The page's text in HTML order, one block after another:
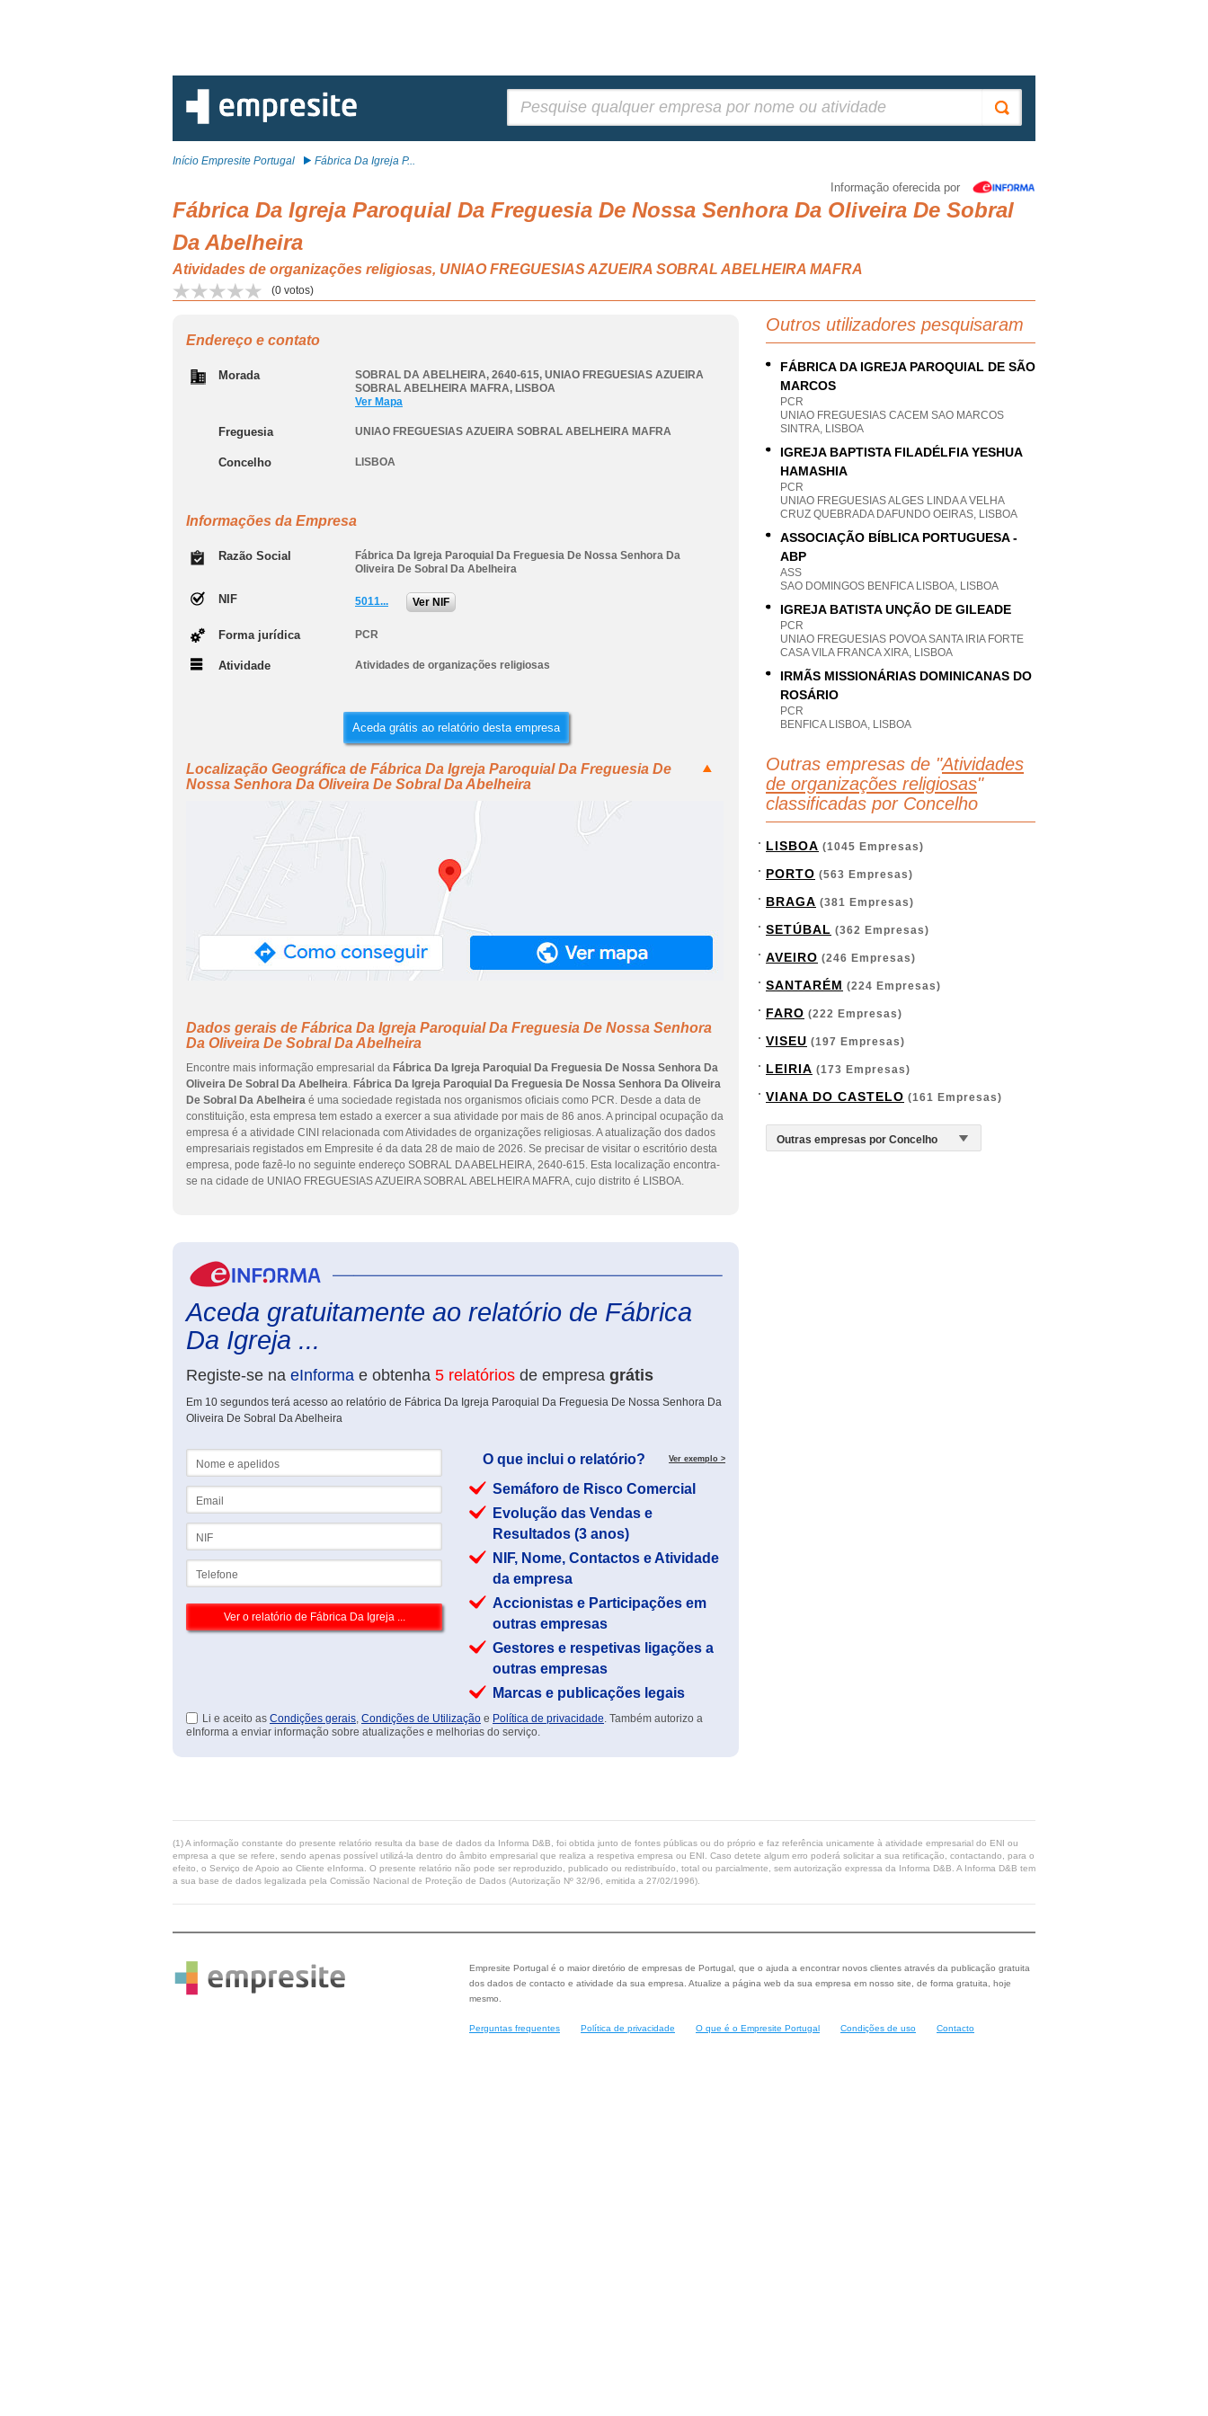
Início Empresite Portugal Fábrica Da Igreja P...
Informação oferecida por
Fábrica Da Igreja Paroquial Da Freguesia De Nossa Senhora Da Oliveira De Sobral
Da Abelheira
Atividades de organizações religiosas, UNIAO FREGUESIAS AZUEIRA SOBRAL ABELHEIRA MAFRA
(0 votos)
Endereço e contato
Morada SOBRAL DA ABELHEIRA, 2640-615, UNIAO FREGUESIAS AZUEIRA
SOBRAL ABELHEIRA MAFRA, LISBOA
Ver Mapa
Freguesia UNIAO FREGUESIAS AZUEIRA SOBRAL ABELHEIRA MAFRA
Concelho LISBOA
Informações da Empresa
Razão Social
Fábrica Da Igreja Paroquial Da Freguesia De Nossa Senhora Da
Oliveira De Sobral Da Abelheira
NIF 5011... Ver NIF
Forma jurídica PCR
Atividade Atividades de organizações religiosas
Aceda grátis ao relatório desta empresa
Localização Geográfica de Fábrica Da Igreja Paroquial Da Freguesia De
Nossa Senhora Da Oliveira De Sobral Da Abelheira
Dados gerais de Fábrica Da Igreja Paroquial Da Freguesia De Nossa Senhora
Da Oliveira De Sobral Da Abelheira
Encontre mais informação empresarial da Fábrica Da Igreja Paroquial Da Freguesia De Nossa Senhora Da
Oliveira De Sobral Da Abelheira. Fábrica Da Igreja Paroquial Da Freguesia De Nossa Senhora Da Oliveira
De Sobral Da Abelheira é uma sociedade registada nos organismos oficiais como PCR. Desde a data de
constituição, esta empresa tem estado a exercer a sua atividade por mais de 86 anos. A principal ocupação da
empresa é a atividade CINI relacionada com Atividades de organizações religiosas. A atualização dos dados
empresariais registados em Empresite é da data 28 de maio de 2026. Se precisar de visitar o escritório desta
empresa, pode fazê-lo no seguinte endereço SOBRAL DA ABELHEIRA, 2640-615. Esta localização encontra-
se na cidade de UNIAO FREGUESIAS AZUEIRA SOBRAL ABELHEIRA MAFRA, cujo distrito é LISBOA.
Aceda gratuitamente ao relatório de Fábrica
Da Igreja ...
Registe-se na eInforma e obtenha 5 relatórios de empresa grátis
Em 10 segundos terá acesso ao relatório de Fábrica Da Igreja Paroquial Da Freguesia De Nossa Senhora Da
Oliveira De Sobral Da Abelheira
O que inclui o relatório? Ver exemplo >
Semáforo de Risco Comercial
Evolução das Vendas e
Resultados (3 anos)
NIF, Nome, Contactos e Atividade
da empresa
Accionistas e Participações em
outras empresas
Gestores e respetivas ligações a
outras empresas
Marcas e publicações legais
Li e aceito as Condições gerais, Condições de Utilização e Política de privacidade. Também autorizo a
eInforma a enviar informação sobre atualizações e melhorias do serviço.
Outros utilizadores pesquisaram
FÁBRICA DA IGREJA PAROQUIAL DE SÃO
MARCOS
PCR
UNIAO FREGUESIAS CACEM SAO MARCOS
SINTRA, LISBOA
IGREJA BAPTISTA FILADÉLFIA YESHUA
HAMASHIA
PCR
UNIAO FREGUESIAS ALGES LINDA A VELHA
CRUZ QUEBRADA DAFUNDO OEIRAS, LISBOA
ASSOCIAÇÃO BÍBLICA PORTUGUESA -
ABP
ASS
SAO DOMINGOS BENFICA LISBOA, LISBOA
IGREJA BATISTA UNÇÃO DE GILEADE
PCR
UNIAO FREGUESIAS POVOA SANTA IRIA FORTE
CASA VILA FRANCA XIRA, LISBOA
IRMÃS MISSIONÁRIAS DOMINICANAS DO
ROSÁRIO
PCR
BENFICA LISBOA, LISBOA
Outras empresas de "Atividades
de organizações religiosas"
classificadas por Concelho
LISBOA (1045 Empresas)
PORTO (563 Empresas)
BRAGA (381 Empresas)
SETÚBAL (362 Empresas)
AVEIRO (246 Empresas)
SANTARÉM (224 Empresas)
FARO (222 Empresas)
VISEU (197 Empresas)
LEIRIA (173 Empresas)
VIANA DO CASTELO (161 Empresas)
(1) A informação constante do presente relatório resulta da base de dados da Informa D&B, foi obtida junto de fontes públicas ou do próprio e faz referência unicamente à atividade empresarial do ENI ou
empresa a que se refere, sendo apenas possível utilizá-la dentro do âmbito empresarial que realiza a respetiva empresa ou ENI. Caso detete algum erro poderá solicitar a sua retificação, contactando, para o
efeito, o Serviço de Apoio ao Cliente eInforma. O presente relatório não pode ser reproduzido, publicado ou redistribuído, total ou parcialmente, sem autorização expressa da Informa D&B. A Informa D&B tem
a sua base de dados legalizada pela Comissão Nacional de Proteção de Dados (Autorização Nº 32/96, emitida a 27/02/1996).
Empresite Portugal é o maior diretório de empresas de Portugal, que o ajuda a encontrar novos clientes através da publicação gratuita
dos dados de contacto e atividade da sua empresa. Atualize a página web da sua empresa em nosso site, de forma gratuita, hoje
mesmo.
Perguntas frequentes Política de privacidade O que é o Empresite Portugal Condições de uso Contacto